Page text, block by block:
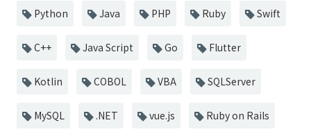
Python Java PHP Ruby Swift
C++ Java Script Go Flutter
Kotlin COBOL VBA SQLServer
MySQL .NET vue.js Ruby on Rails